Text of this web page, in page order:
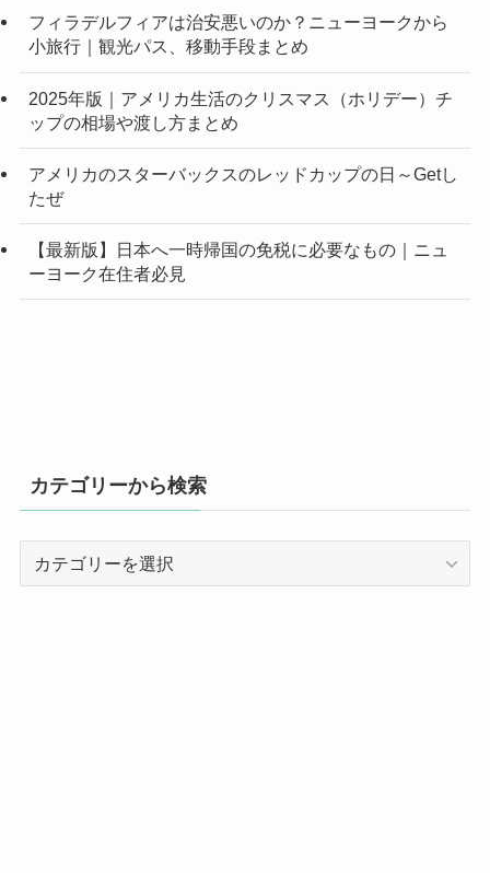
フィラデルフィアは治安悪いのか？ニューヨークから
小旅行｜観光パス、移動手段まとめ
2025年版｜アメリカ生活のクリスマス（ホリデー）チ
ップの相場や渡し方まとめ
アメリカのスターバックスのレッドカップの日～Getし
たぜ
【最新版】日本へ一時帰国の免税に必要なもの｜ニュ
ーヨーク在住者必見
カテゴリーから検索